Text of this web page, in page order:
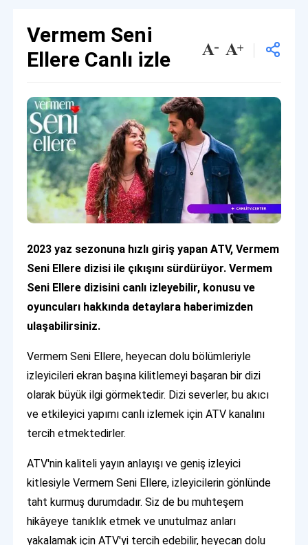
Vermem Seni
Ellere Canlı izle
2023 yaz sezonuna hızlı giriş yapan ATV, Vermem
Seni Ellere dizisi ile çıkışını sürdürüyor. Vermem
Seni Ellere dizisini canlı izleyebilir, konusu ve
oyuncuları hakkında detaylara haberimizden
ulaşabilirsiniz.
Vermem Seni Ellere, heyecan dolu bölümleriyle
izleyicileri ekran başına kilitlemeyi başaran bir dizi
olarak büyük ilgi görmektedir. Dizi severler, bu akıcı
ve etkileyici yapımı canlı izlemek için ATV kanalını
tercih etmektedirler.
ATV'nin kaliteli yayın anlayışı ve geniş izleyici
kitlesiyle Vermem Seni Ellere, izleyicilerin gönlünde
taht kurmuş durumdadır. Siz de bu muhteşem
hikâyeye tanıklık etmek ve unutulmaz anları
yakalamak için ATV'yi tercih edebilir, heyecan dolu